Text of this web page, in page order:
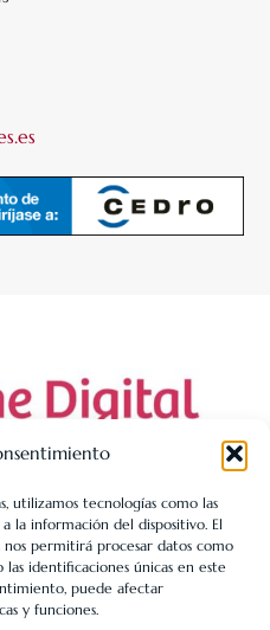
utilizamos tecnologías como las
la información del dispositivo. El
permitirá procesar datos como
identificaciones únicas en este
puede afectar
y funciones.
1980 SLL ha sido beneficiaria
es la mejora de la
gracias al cual ha puesto en
objetivo de reforzar la